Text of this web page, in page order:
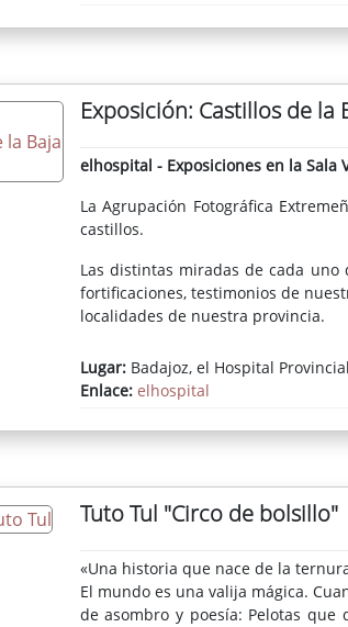
Exposición: Castillos de la
elhospital - Exposiciones en la Sala
La Agrupación Fotográfica
castillos.
Las distintas miradas de cada uno
fortificaciones, testimonios de
localidades de nuestra provincia.
Lugar:Badajoz, el Hospital
Enlace: elhospital
Tuto Tul "Circo de bolsillo"
«Una historia que nace de la
El mundo es una valija mágica.
de asombro y poesía: Pelotas